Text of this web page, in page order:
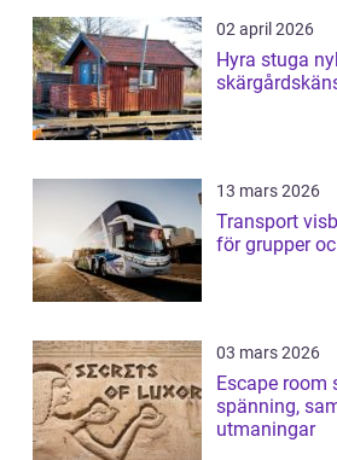
02 april 2026
Hyra stuga
13 mars 2026
Transport visby smidiga
för grupper
03 mars 2026
Escape room
spänning,
utmaningar